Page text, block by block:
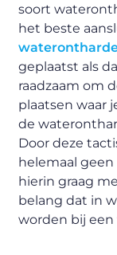
soort
het beste
geplaatst als
raadzaam om
plaatsen waar
de
Door deze
helemaal
hierin graag
belang dat in
worden bij